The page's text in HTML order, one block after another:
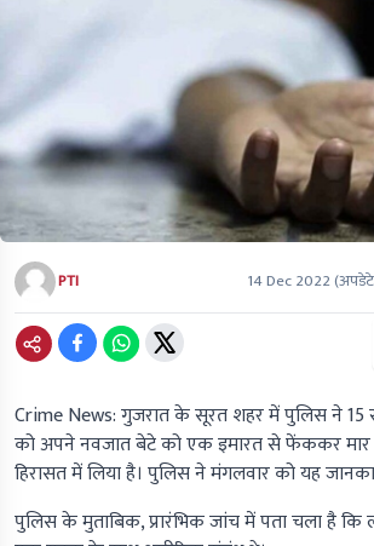
PTI 14 Dec 2022
Crime News: गुजरात के सूरत शहर में पुलिस ने
को अपने नवजात बेटे को एक इमारत से फेंककर
हिरासत में लिया है। पुलिस ने मंगलवार को यह
पुलिस के मुताबिक, प्रारंभिक जांच में पता चला है